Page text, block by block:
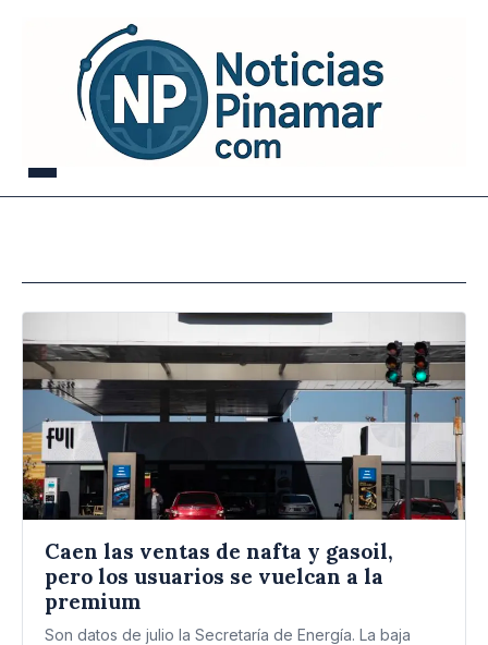
Caen las ventas de nafta y gasoil,
pero los usuarios se vuelcan a la
premium
Son datos de julio la Secretaría de Energía. La baja